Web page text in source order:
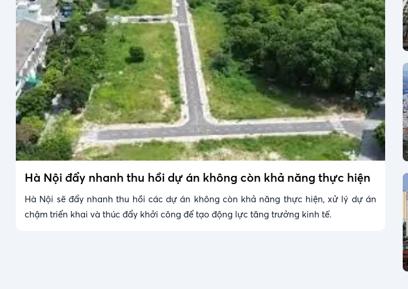
Hà Nội đẩy nhanh thu hồi dự án không còn khả năng thực hiện
Hà Nội sẽ đẩy nhanh thu hồi các dự án không còn khả năng thực hiện, xử lý dự án
chậm triển khai và thúc đẩy khởi công để tạo động lực tăng trưởng kinh tế.